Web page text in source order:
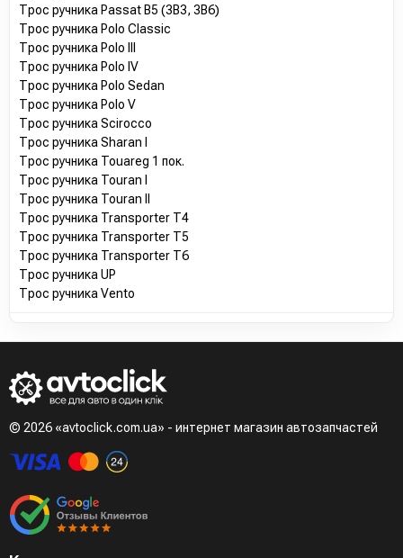
Трос ручника Passat B5 (3B3, 3B6)
Трос ручника Polo Classic
Трос ручника Polo III
Трос ручника Polo IV
Трос ручника Polo Sedan
Трос ручника Polo V
Трос ручника Scirocco
Трос ручника Sharan I
Трос ручника Touareg 1 пок.
Трос ручника Touran I
Трос ручника Touran II
Трос ручника Transporter T4
Трос ручника Transporter T5
Трос ручника Transporter T6
Трос ручника UP
Трос ручника Vento
© 2026 «avtoclick.com.ua» - интернет магазин автозапчастей